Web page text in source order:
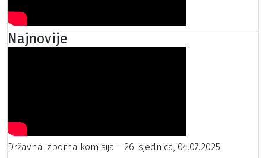
Najnovije
Državna izborna komisija – 26. sjednica, 04.07.2025.